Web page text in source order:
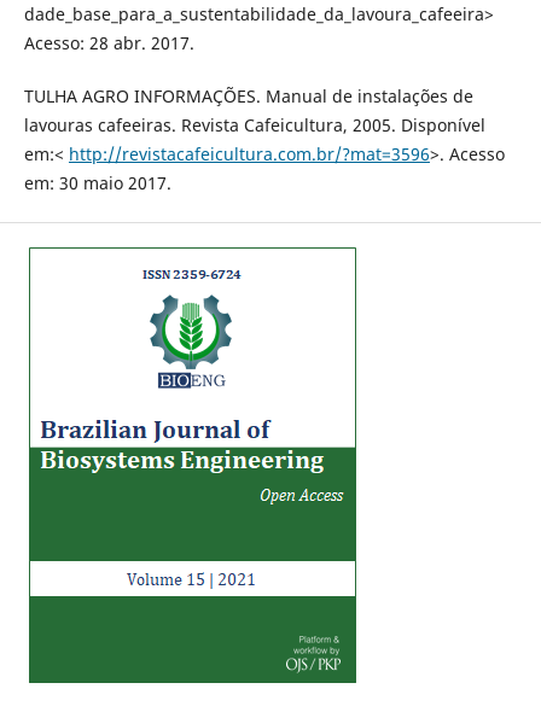
dade_base_para_a_sustentabilidade_da_lavoura_cafeeira>
Acesso: 28 abr. 2017.
TULHA AGRO INFORMAÇÕES. Manual de instalações de
lavouras cafeeiras. Revista Cafeicultura, 2005. Disponível
em:< http://revistacafeicultura.com.br/?mat=3596>. Acesso
em: 30 maio 2017.